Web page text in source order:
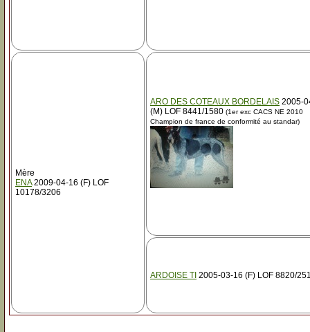
Mère
ENA2009-04-16 (F) LOF
10178/3206
ARO DES COTEAUX BORDELAIS 2005-
(M) LOF 8441/1580 (1er exc CACS NE 2010
Champion de france de conformité au standar)
ARDOISE TI 2005-03-16 (F) LOF 8820/